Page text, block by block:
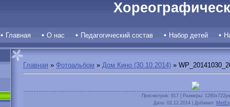
Главная О нас Педагогический состав Набор детей
Главная » Фотоальбом » Дом Кино (30.10.2014) »
Просмотров: 917 | Размеры:
Дата: 02.12.2014 | Добавил: